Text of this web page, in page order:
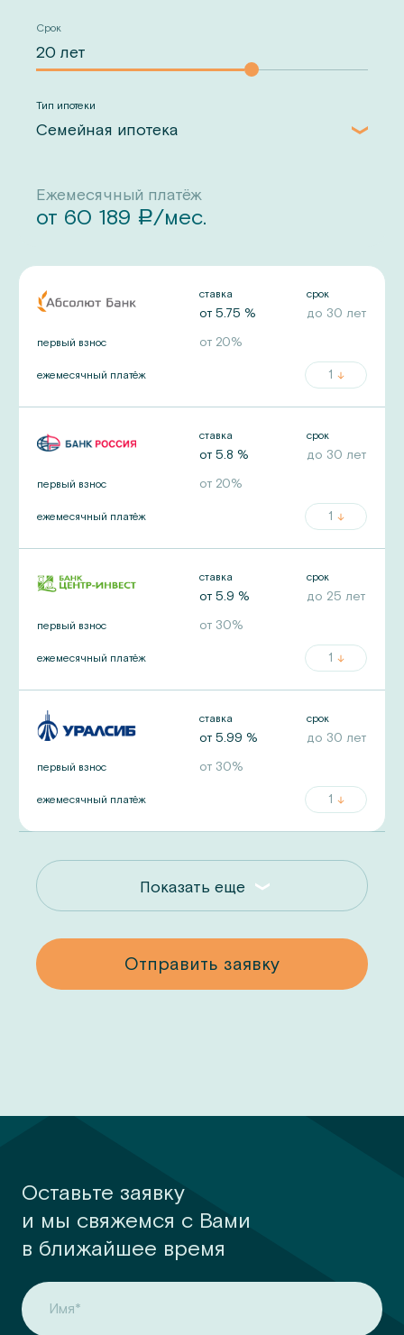
Срок
Тип ипотеки
Семейная ипотека
Ежемесячный платёж
от 60 189 a/мес.
ставка
от 5.75 %
срок
до 30 лет
первый взнос от 20%
ежемесячный платёж 1
ставка
от 5.8 %
срок
до 30 лет
первый взнос от 20%
ежемесячный платёж 1
ставка
от 5.9 %
срок
до 25 лет
первый взнос от 30%
ежемесячный платёж 1
ставка
от 5.99 %
срок
до 30 лет
первый взнос от 30%
ежемесячный платёж 1
Показать еще
Отправить заявку
Оставьте заявку
и мы свяжемся с Вами
в ближайшее время
Имя*